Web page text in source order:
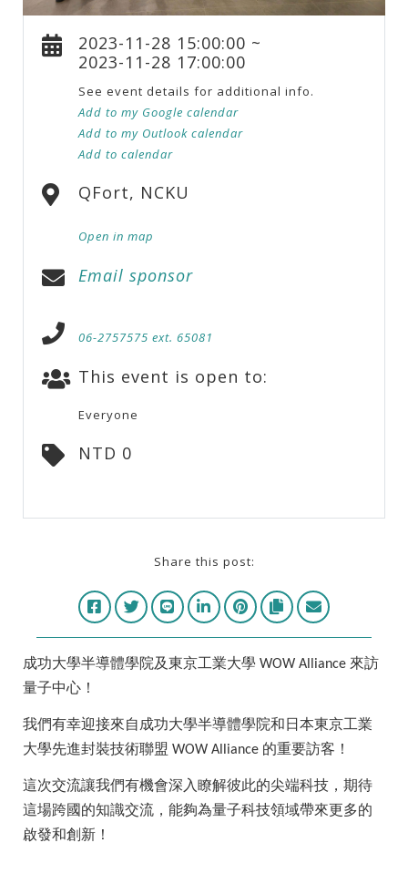
2023-11-28 15:00:00 ~
2023-11-28 17:00:00
See event details for additional info.
Add to my Google calendar
Add to my Outlook calendar
Add to calendar
QFort, NCKU
Open in map
Email sponsor
06-2757575 ext. 65081
This event is open to:
Everyone
NTD 0
Share this post:
成功大學半導體學院及東京工業大學 WOW Alliance 來訪
量子中心！
我們有幸迎接來自成功大學半導體學院和日本東京工業
大學先進封裝技術聯盟 WOW Alliance 的重要訪客！
這次交流讓我們有機會深入瞭解彼此的尖端科技，期待
這場跨國的知識交流，能夠為量子科技領域帶來更多的
啟發和創新！